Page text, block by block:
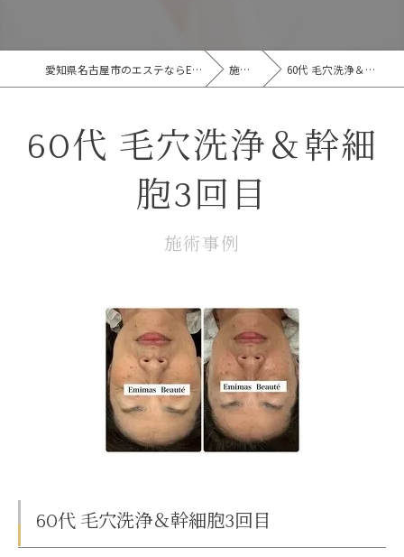
愛知県名古屋市のエステならEmimas Beaute’ 施術事例 60代 毛穴洗浄＆幹細胞3回目
施術事例
60代 毛穴洗浄＆幹細
胞3回目
60代 毛穴洗浄＆幹細胞3回目